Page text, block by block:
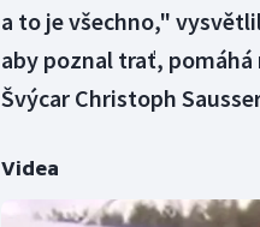
a to je všechno,"
aby poznal trať,
Švýcar Christoph
Videa